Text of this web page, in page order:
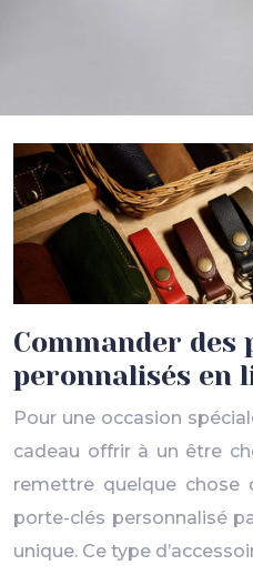
Commander des
peronnalisés en
Pour une occasion
cadeau offrir à un être
remettre quelque chose
porte-clés personnalisé
unique. Ce type